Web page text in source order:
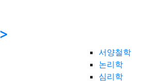
서양철학
논리학
심리학